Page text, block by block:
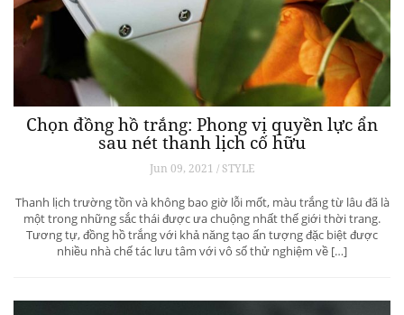
Chọn đồng hồ trắng: Phong vị quyền lực ẩn
sau nét thanh lịch cố hữu
Jun 09, 2021 / STYLE
Thanh lịch trường tồn và không bao giờ lỗi mốt, màu trắng từ lâu đã là
một trong những sắc thái được ưa chuộng nhất thế giới thời trang.
Tương tự, đồng hồ trắng với khả năng tạo ấn tượng đặc biệt được
nhiều nhà chế tác lưu tâm với vô số thử nghiệm về […]